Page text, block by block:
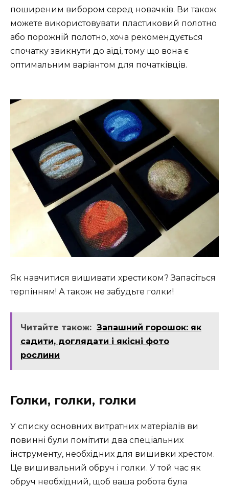
поширеним вибором серед новачків. Ви також
можете використовувати пластиковий полотно
або порожній полотно, хоча рекомендується
спочатку звикнути до аїді, тому що вона є
оптимальним варіантом для початківців.
Як навчитися вишивати хрестиком? Запасіться
терпінням! А також не забудьте голки!
Читайте також: Запашний горошок: як
садити, доглядати і якісні фото
рослини
Голки, голки, голки
У списку основних витратних матеріалів ви
повинні були помітити два спеціальних
інструменту, необхідних для вишивки хрестом.
Це вишивальний обруч і голки. У той час як
обруч необхідний, щоб ваша робота була